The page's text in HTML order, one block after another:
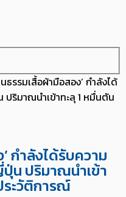
ธรรมเสื้อผ้ามือสอง’ กำลังได้
ริมาณนำเข้าทะลุ 1 หมื่นตัน
กำลังได้รับความ
น ปริมาณนำเข้า
ระวัติการณ์